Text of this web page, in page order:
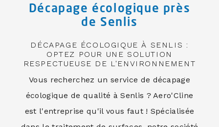
Décapage écologique près
de Senlis
DÉCAPAGE ÉCOLOGIQUE À SENLIS :
OPTEZ POUR UNE SOLUTION
RESPECTUEUSE DE L'ENVIRONNEMENT
Vous recherchez un service de décapage
écologique de qualité à Senlis ? Aero'Cline
est l'entreprise qu'il vous faut ! Spécialisée